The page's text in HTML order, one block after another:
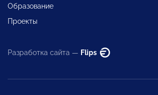
Образование
Проекты
Разработка сайта — Flips